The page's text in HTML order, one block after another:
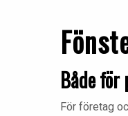
Både för
För företag